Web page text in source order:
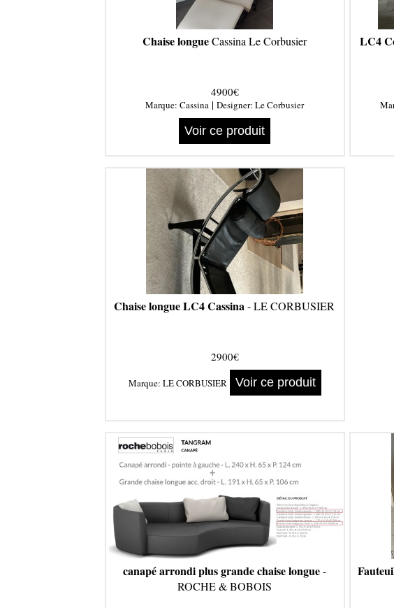
Chaise longueCassina Le Corbusier
4900€
Marque: Cassina | Designer: Le Corbusier
Voir ce produit
LC4
Chaise longue LC4 Cassina- LE CORBUSIER
2900€
Marque: LE CORBUSIER Voir ce produit
canapé arrondi plus grande chaise longue-
ROCHE & BOBOIS